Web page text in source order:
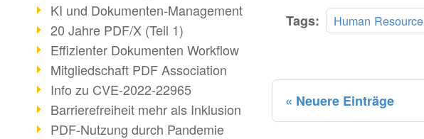
KI und Dokumenten-Management
20 Jahre PDF/X (Teil 1)
Effizienter Dokumenten Workflow
Mitgliedschaft PDF Association
Info zu CVE-2022-22965
Barrierefreiheit mehr als Inklusion
PDF-Nutzung durch Pandemie
Tags: Human Resource
Neuere Einträge